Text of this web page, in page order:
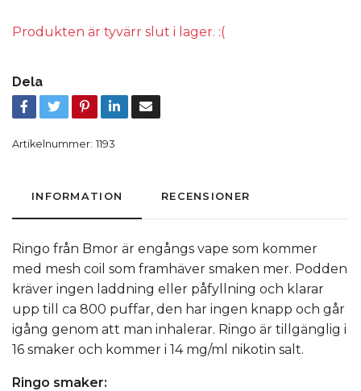
Produkten är tyvärr slut i lager. :(
Dela
Artikelnummer: 1193
INFORMATION RECENSIONER
Ringo från Bmor är engångs vape som kommer
med mesh coil som framhäver smaken mer. Podden
kräver ingen laddning eller påfyllning och klarar
upp till ca 800 puffar, den har ingen knapp och går
igång genom att man inhalerar. Ringo är tillgänglig i
16 smaker och kommer i 14 mg/ml nikotin salt.
Ringo smaker: